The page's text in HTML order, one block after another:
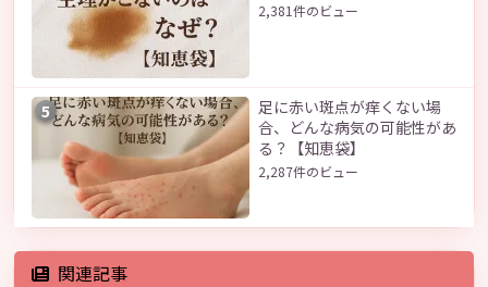
2,381件のビュー
5
足に赤い斑点が痒くない場
合、どんな病気の可能性があ
る？【知恵袋】
2,287件のビュー
関連記事